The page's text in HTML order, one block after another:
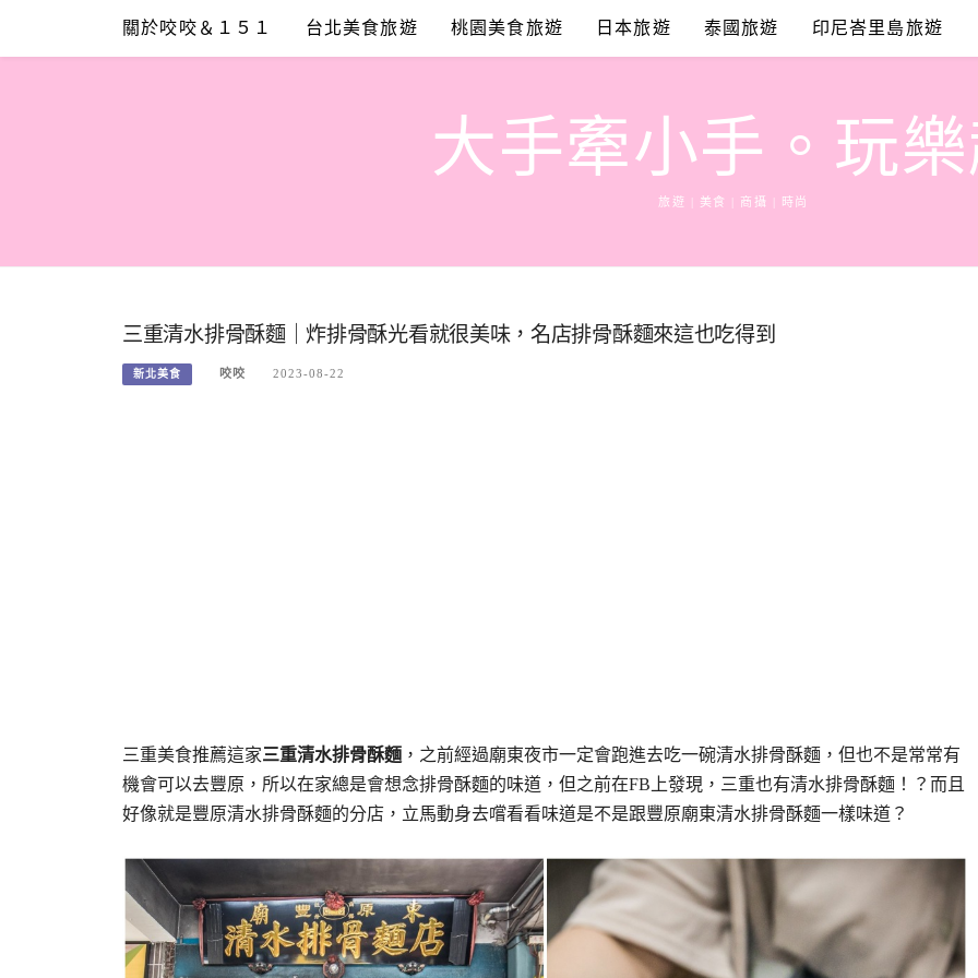
content
關於咬咬＆１５１ 台北美食旅遊 桃園美食旅遊 日本旅遊 泰國旅遊 印尼峇里島旅遊
大手牽小手。玩
旅遊 | 美食 | 商攝 | 時尚
三重清水排骨酥麵｜炸排骨酥光看就很美味，名店排骨酥麵來這也吃得到
新北美食 咬咬 2023-08-22
三重美食推薦這家三重清水排骨酥麵 ，之前經過廟東夜市一定會跑進去吃一碗清水排骨酥麵，但也不是常常有
機會可以去豐原，所以在家總是會想念排骨酥麵的味道，但之前在FB上發現，三重也有清水排骨酥麵！？而且
好像就是豐原清水排骨酥麵的分店，立馬動身去嚐看看味道是不是跟豐原廟東清水排骨酥麵一樣味道？